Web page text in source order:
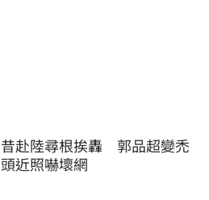
昔赴陸尋根挨轟　郭品超變禿
頭近照嚇壞網